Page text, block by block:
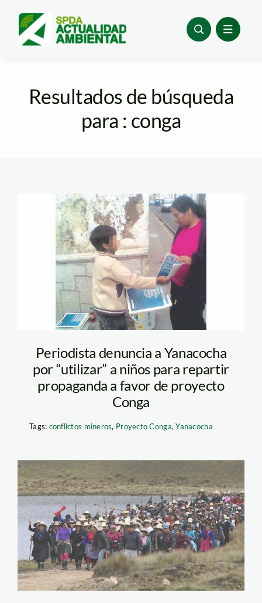
content
Resultados de búsqueda
para : conga
conga_ninios_larepublica
Periodista denuncia a Yanacocha
por “utilizar” a niños para repartir
propaganda a favor de proyecto
Conga
Tags: conflictos mineros, Proyecto Conga,Yanacocha
conga_cajamarca_efe_1